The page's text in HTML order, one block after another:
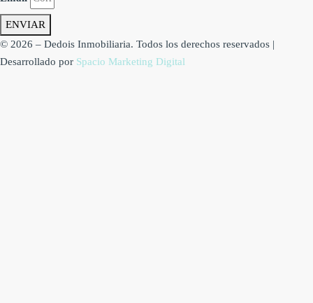
ENVIAR
© 2026 – Dedois Inmobiliaria. Todos los derechos reservados |
Desarrollado por Spacio Marketing Digital